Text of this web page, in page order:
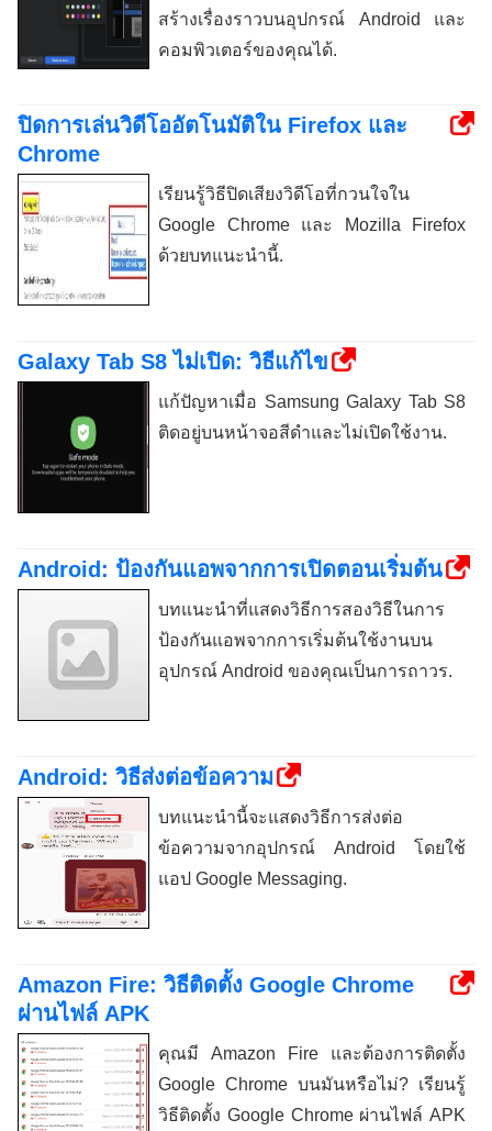
สร้างเรื่องราวบนอุปกรณ์ Android และ
คอมพิวเตอร์ของคุณได้.
ปิดการเล่นวิดีโออัตโนมัติใน Firefox และ
Chrome
เรียนรู้วิธีปิดเสียงวิดีโอที่กวนใจใน
Google Chrome และ Mozilla Firefox
ด้วยบทแนะนำนี้.
Galaxy Tab S8 ไม่เปิด: วิธีแก้ไข
แก้ปัญหาเมื่อ Samsung Galaxy Tab S8
ติดอยู่บนหน้าจอสีดำและไม่เปิดใช้งาน.
Android: ป้องกันแอพจากการเปิดตอนเริ่มต้น
บทแนะนำที่แสดงวิธีการสองวิธีในการ
ป้องกันแอพจากการเริ่มต้นใช้งานบน
อุปกรณ์ Android ของคุณเป็นการถาวร.
Android: วิธีส่งต่อข้อความ
บทแนะนำนี้จะแสดงวิธีการส่งต่อ
ข้อความจากอุปกรณ์ Android โดยใช้
แอป Google Messaging.
Amazon Fire: วิธีติดตั้ง Google Chrome
ผ่านไฟล์ APK
คุณมี Amazon Fire และต้องการติดตั้ง
Google Chrome บนมันหรือไม่? เรียนรู้
วิธีติดตั้ง Google Chrome ผ่านไฟล์ APK